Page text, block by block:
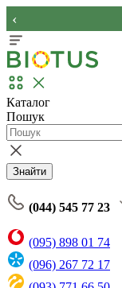
‹
Каталог
Пошук
Знайти
(044) 545 77 23
(095) 898 01 74
(096) 267 72 17